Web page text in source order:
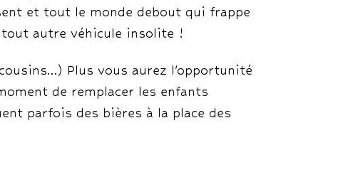
et tout le monde debout qui frappe
tout autre véhicule insolite !
Plus vous aurez l’opportunité
de remplacer les enfants
parfois des bières à la place des